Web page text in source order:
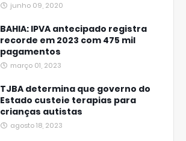
junho 09, 2020
BAHIA: IPVA antecipado registra
recorde em 2023 com 475 mil
pagamentos
março 01, 2023
TJBA determina que governo do
Estado custeie terapias para
crianças autistas
agosto 18, 2023